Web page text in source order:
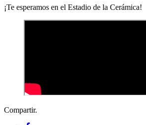
¡Te esperamos en el Estadio de la Cerámica!
Compartir.